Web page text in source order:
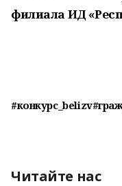
филиала ИД
Читайте нас